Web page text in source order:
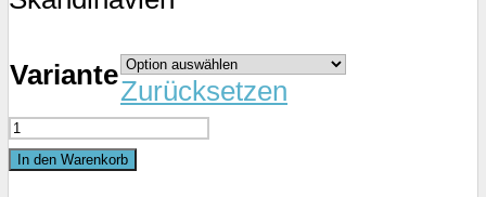
Variante
Zurücksetzen
NordCamper
2022
In den Warenkorb